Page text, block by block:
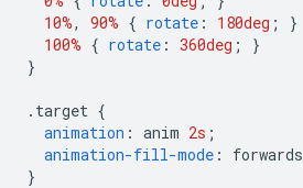
10%, 90% { rotate : 180deg ;
}
100% { rotate : 360deg ;
}
}
. target {
animation : anim 2s ;
animation-fill-mode : forwards
}